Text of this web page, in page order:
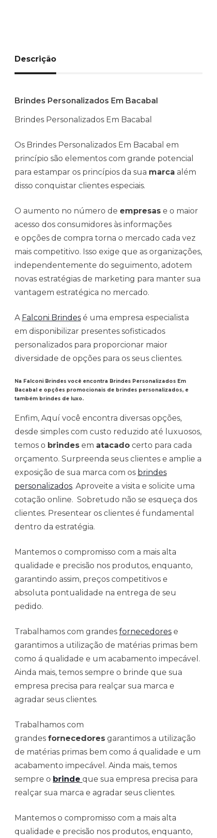
Descrição
Brindes Personalizados Em Bacabal
Brindes Personalizados Em Bacabal
Os Brindes Personalizados Em Bacabal em
princípio são elementos com grande potencial
para estampar os princípios da sua marca além
disso conquistar clientes especiais.
O aumento no número de empresas e o maior
acesso dos consumidores às informações
e opções de compra torna o mercado cada vez
mais competitivo. Isso exige que as organizações,
independentemente do seguimento, adotem
novas estratégias de marketing para manter sua
vantagem estratégica no mercado.
A Falconi Brindes é uma empresa especialista
em disponibilizar presentes sofisticados
personalizados para proporcionar maior
diversidade de opções para os seus clientes.
Na Falconi Brindes você encontra Brindes Personalizados Em
Bacabal e opções promocionais de brindes personalizados, e
também brindes de luxo.
Enfim, Aquí você encontra diversas opções,
desde simples com custo reduzido até luxuosos,
temos o brindes em atacado certo para cada
orçamento. Surpreenda seus clientes e amplie a
exposição de sua marca com os brindes
personalizados. Aproveite a visita e solicite uma
cotação online. Sobretudo não se esqueça dos
clientes. Presentear os clientes é fundamental
dentro da estratégia.
Mantemos o compromisso com a mais alta
qualidade e precisão nos produtos, enquanto,
garantindo assim, preços competitivos e
absoluta pontualidade na entrega de seu
pedido.
Trabalhamos com grandes fornecedores e
garantimos a utilização de matérias primas bem
como á qualidade e um acabamento impecável.
Ainda mais, temos sempre o brinde que sua
empresa precisa para realçar sua marca e
agradar seus clientes.
Trabalhamos com
grandes fornecedores garantimos a utilização
de matérias primas bem como á qualidade e um
acabamento impecável. Ainda mais, temos
sempre o brinde que sua empresa precisa para
realçar sua marca e agradar seus clientes.
Mantemos o compromisso com a mais alta
qualidade e precisão nos produtos, enquanto,